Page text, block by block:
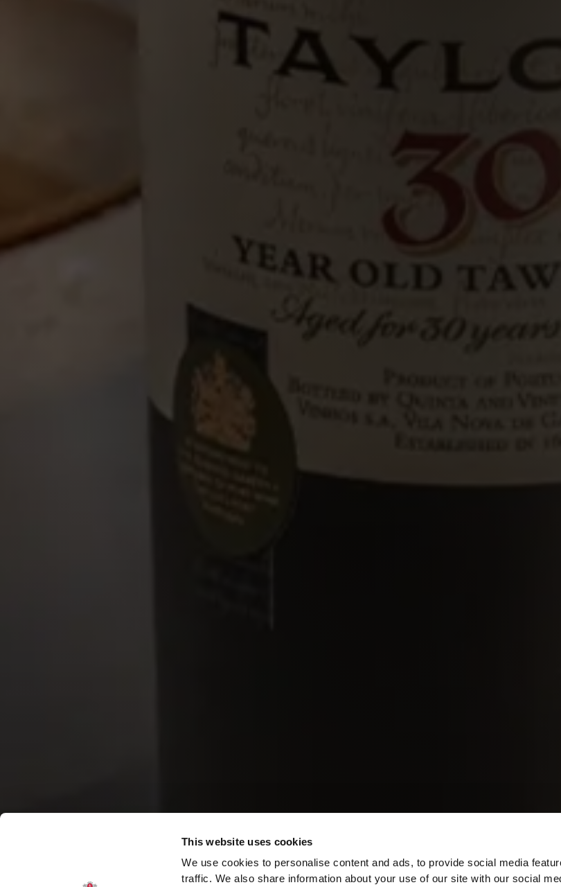
This website uses cookies
We use cookies to personalise content and ads, to provide social media
traffic. We also share information about your use of our site with our social